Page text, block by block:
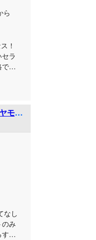
ら
！
ラ
あ
都
日
立
モン
なし
み
べ